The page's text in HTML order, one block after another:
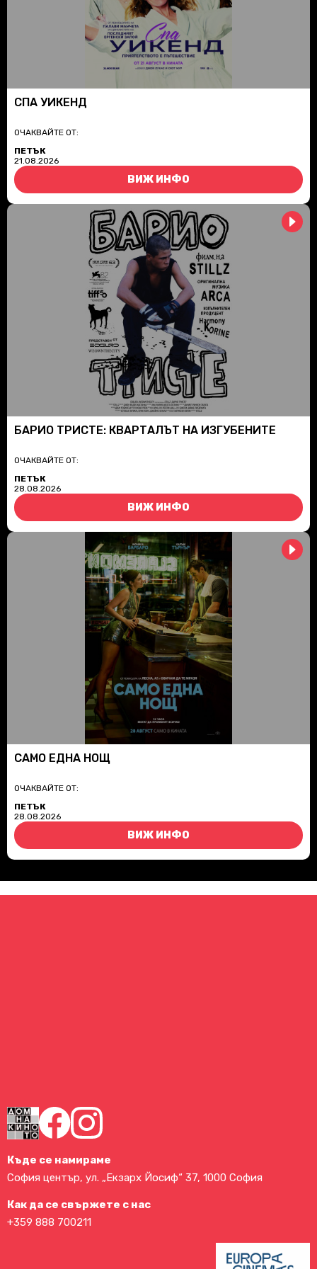
СПА УИКЕНД
ОЧАКВАЙТЕ ОТ:
ПЕТЪК
21.08.2026
ВИЖ ИНФО
БАРИО ТРИСТЕ: КВАРТАЛЪТ НА ИЗГУБЕНИТЕ
ОЧАКВАЙТЕ ОТ:
ПЕТЪК
28.08.2026
ВИЖ ИНФО
САМО ЕДНА НОЩ
ОЧАКВАЙТЕ ОТ:
ПЕТЪК
28.08.2026
ВИЖ ИНФО
Къде се намираме
София център, ул. „Екзарх Йосиф“ 37, 1000 София
Как да се свържете с нас
+359 888 700211